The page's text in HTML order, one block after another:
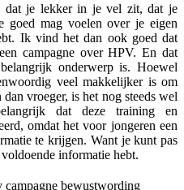
dat je lekker in je vel zit, dat je
mag voelen over je eigen
Ik vind het dan ook goed dat
campagne over HPV. En dat
onderwerp is. Hoewel
veel makkelijker is om
vroeger, is het nog steeds wel
dat deze training en
omdat het voor jongeren een
te krijgen. Want je kunt pas
informatie hebt.